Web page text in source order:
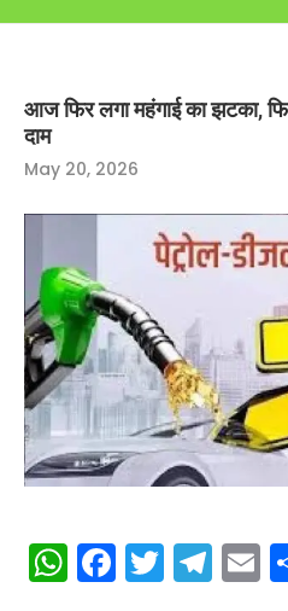
आज फिर लगा महंगाई का झटका,
दाम
May 20, 2026
WhatsApp